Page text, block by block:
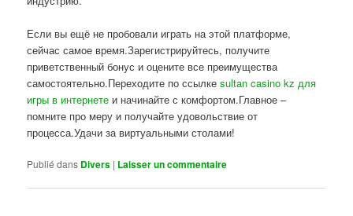
Если вы ещё не пробовали играть на этой платформе,
сейчас самое время.Зарегистрируйтесь, получите
приветственный бонус и оцените все преимущества
самостоятельно.Переходите по ссылкеsultan casino kz для
игры в интернете и начинайте с комфортом.Главное –
помните про меру и получайте удовольствие от
процесса.Удачи за виртуальными столами!
Publié dans Divers | Laisser un commentaire